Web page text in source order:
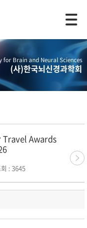
for Brain and Neural Sciences
(사)한국뇌신경과학회
Awards
: 3645